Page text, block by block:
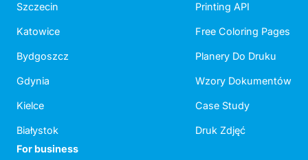
Szczecin
Katowice
Bydgoszcz
Gdynia
Kielce
Białystok
Printing API
Free Coloring Pages
Planery Do Druku
Wzory Dokumentów
Case Study
Druk Zdjęć
For business